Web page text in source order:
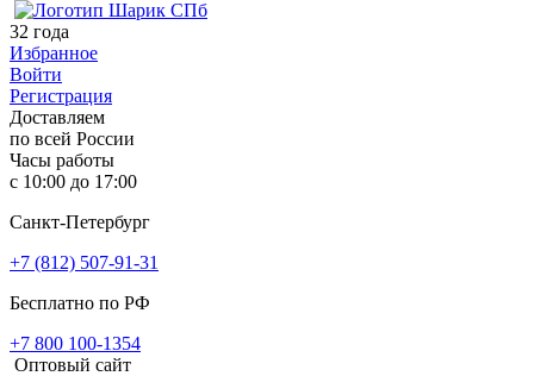
32 года
Избранное
Войти
Регистрация
Доставляем
по всей России
Часы работы
с 10:00 до 17:00
Санкт-Петербург
+7 (812) 507-91-31
Бесплатно по РФ
+7 800 100-1354
Оптовый сайт